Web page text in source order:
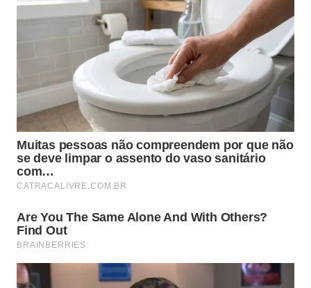
tempo. Guardar as ferramentas de forma isolada
evita colisões que criam dentes microscópicos,
prejudicando a fluidez do movimento durante o
corte das peças mais suculentas. Algumas práticas
simples de conservação podem ser adotadas
imediatamente para elevar o padrão do seu kit de
trabalho em casa:
Utilize bainhas protetoras ou suportes
magnéticos para evitar o contato entre metais.
Seque totalmente a peça após a higienização
Evite superfícies de corte excessivamente duras
como pedras ou vidros temperados.